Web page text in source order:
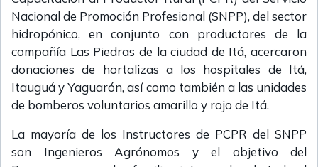
Nacional de Promoción Profesional (SNPP), del sector
hidropónico, en conjunto con productores de la
compañía Las Piedras de la ciudad de Itá, acercaron
donaciones de hortalizas a los hospitales de Itá,
Itauguá y Yaguarón, así como también a las unidades
de bomberos voluntarios amarillo y rojo de Itá.
La mayoría de los Instructores de PCPR del SNPP
son
Ingenieros Agrónomos y el objetivo del